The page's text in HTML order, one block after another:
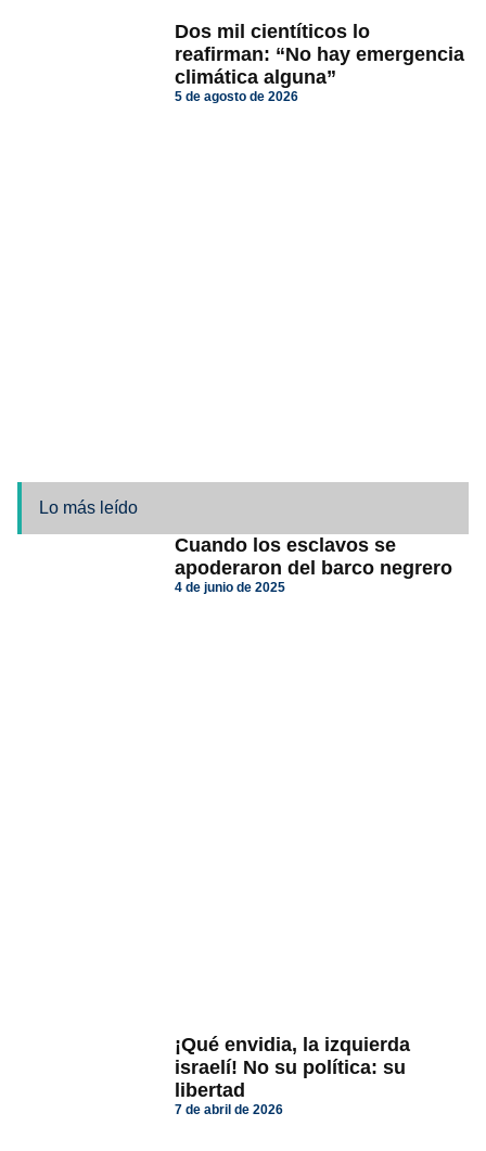
Dos mil cientíticos lo
reafirman: “No hay emergencia
climática alguna”
5 de agosto de 2026
Lo más leído
Cuando los esclavos se
apoderaron del barco negrero
4 de junio de 2025
¡Qué envidia, la izquierda
israelí! No su política: su
libertad
7 de abril de 2026